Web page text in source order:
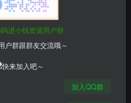
h5/activitymobile/hit-eggs?
进小钱资源用户群
户群跟群友交流哦～
加入QQ群